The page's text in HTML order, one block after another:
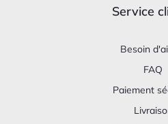
Service
Besoin
FAQ
Paiement